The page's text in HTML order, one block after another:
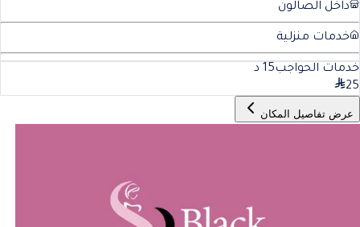
داخل الصالون
خدمات منزلية
خدمات الحواجب15 د
25
عرض تفاصيل المكان